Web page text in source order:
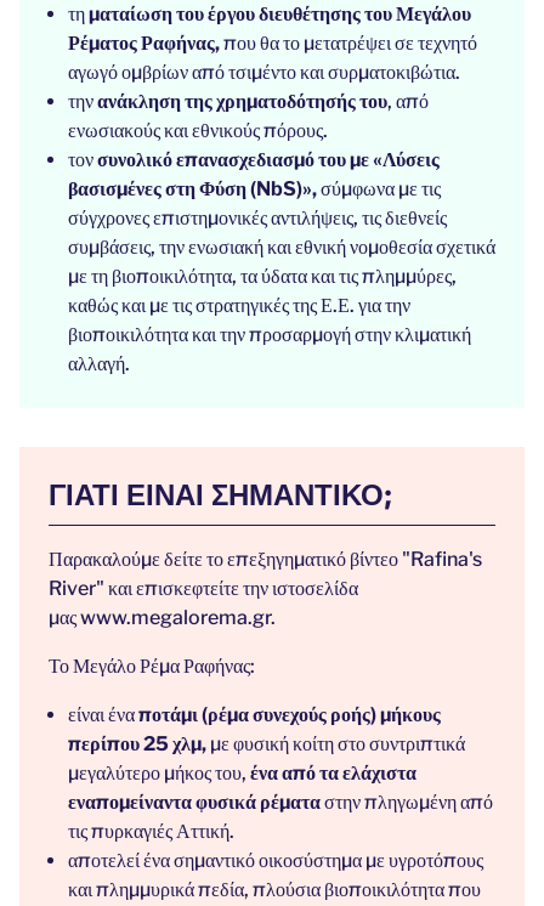
τηματαίωση του έργου διευθέτησης του Μεγάλου
Ρέματος Ραφήνας,που θα το μετατρέψει σε τεχνητό
αγωγό ομβρίων από τσιμέντο και συρματοκιβώτια.
τηνανάκληση της χρηματοδότησής του, από
ενωσιακούς και εθνικούς πόρους.
τονσυνολικό επανασχεδιασμό του με «Λύσεις
βασισμένες στη Φύση (NbS)»,σύμφωνα με τις
σύγχρονες επιστημονικές αντιλήψεις, τις διεθνείς
συμβάσεις, την ενωσιακή και εθνική νομοθεσία σχετικά
με τη βιοποικιλότητα, τα ύδατα και τις πλημμύρες,
καθώς και με τις στρατηγικές της Ε.Ε. για την
βιοποικιλότητα και την προσαρμογή στην κλιματική
αλλαγή.
ΓΙΑΤΊ ΕΊΝΑΙ ΣΗΜΑΝΤΙΚΌ;
Παρακαλούμε δείτε το επεξηγηματικό βίντεο "Rafina's
River" και επισκεφτείτε την ιστοσελίδα
μαςwww.megalorema.gr.
Το Μεγάλο Ρέμα Ραφήνας:
είναι έναποτάμι (ρέμα συνεχούς ροής) μήκους
περίπου 25 χλμ, με φυσική κοίτη στο συντριπτικά
μεγαλύτερο μήκος του, ένα από τα ελάχιστα
εναπομείναντα φυσικά ρέματαστην πληγωμένη από
τις πυρκαγιές Αττική.
αποτελεί ένα σημαντικόοικοσύστημα με υγροτόπους
και πλημμυρικά πεδία, πλούσια βιοποικιλότηταπου